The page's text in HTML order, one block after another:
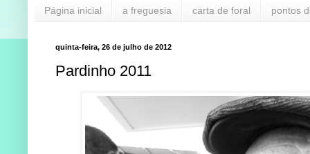
Página inicial a freguesia carta de foral pontos
quinta-feira, 26 de julho de 2012
Pardinho 2011